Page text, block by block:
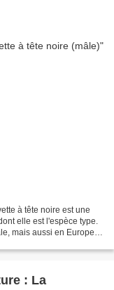
à tête noire est une
elle est l'espèce type.
mais aussi en Europe.
: La